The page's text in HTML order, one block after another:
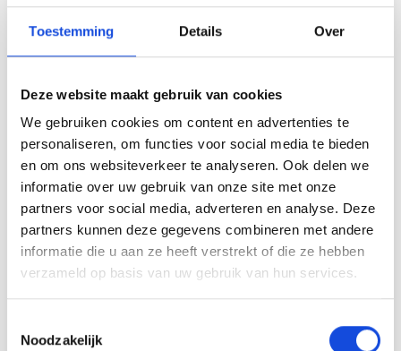
Toestemming Details Over
Deze website maakt gebruik van cookies
We gebruiken cookies om content en advertenties te
personaliseren, om functies voor social media te bieden
en om ons websiteverkeer te analyseren. Ook delen we
informatie over uw gebruik van onze site met onze
partners voor social media, adverteren en analyse. Deze
partners kunnen deze gegevens combineren met andere
informatie die u aan ze heeft verstrekt of die ze hebben
verzameld op basis van uw gebruik van hun services.
Noodzakelijk
Ford
Ford Focus 1.5 EcoBoost ST Line